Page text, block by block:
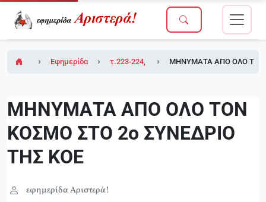
Εφημερίδα Αριστερά!τ.223-224, 20/7/2007 (σε ένθετο οι
ΜΗΝΥΜΑΤΑ ΑΠΟ ΟΛΟ ΤΟΝ
ΜΗΝΥΜΑΤΑ ΑΠΟ ΟΛΟ ΤΟΝ
ΚΟΣΜΟ ΣΤΟ 2ο ΣΥΝΕΔΡΙΟ
ΤΗΣ ΚΟΕ
εφημερίδα Αριστερά!